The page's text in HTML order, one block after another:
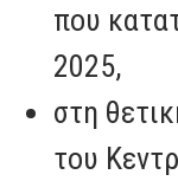
που
2025,
στη
του